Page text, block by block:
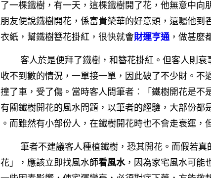
了一棵鐵樹，有一天，這棵鐵樹開了花，他無意中向
朋友便說鐵樹開花，係富貴榮華的好意頭，還囑他到
衣紙，幫鐵樹簪花掛紅，很快就會財運亨通，做甚麼
客人於是便拜了鐵樹，和簪花掛紅。但客人則衰
收不到數的情況，一單接一單，因此破了不少財。不
撞了車，受了傷。當時客人問筆者︰「鐵樹開花是不
有關鐵樹開花的風水問題，以筆者的經驗，大部份都
。而雖然有小部份人，在鐵樹開花時也不會走衰運，
筆者不建議客人種植鐵樹，恐其開花。而假若真
花」，應該立即找風水師看風水，因為家宅風水可能